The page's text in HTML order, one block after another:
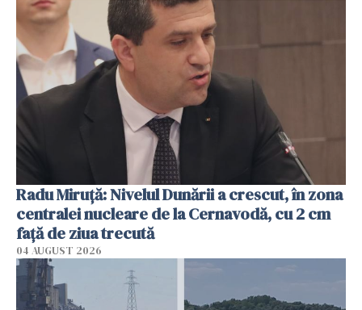
Radu Miruţă: Nivelul Dunării a crescut, în zona
centralei nucleare de la Cernavodă, cu 2 cm
faţă de ziua trecută
04 AUGUST 2026